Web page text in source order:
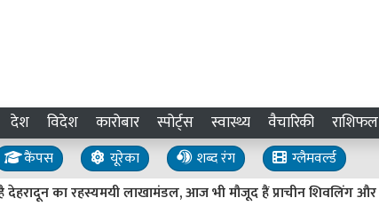
देश विदेश कारोबार स्पोर्ट्स स्वास्थ्य वैचारिकी राशिफल
कैंपस यूरेका शब्द रंग
ग्लैमवर्ल्ड
का रहस्यमयी लाखामंडल, आज भी मौजूद हैं प्राचीन शिवलिंग और गुफा